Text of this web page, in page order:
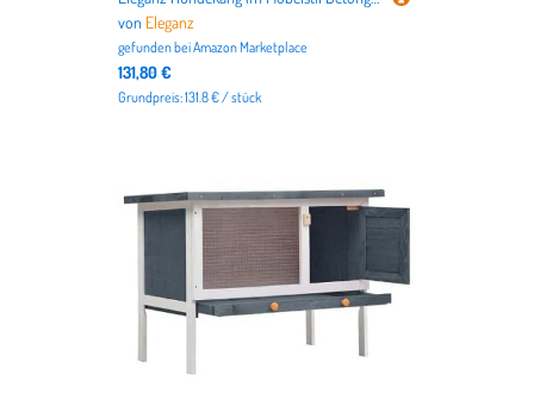
von Eleganz
gefunden beiAmazon Marketplace
131,80 €
Grundpreis: 131.8 € / stück